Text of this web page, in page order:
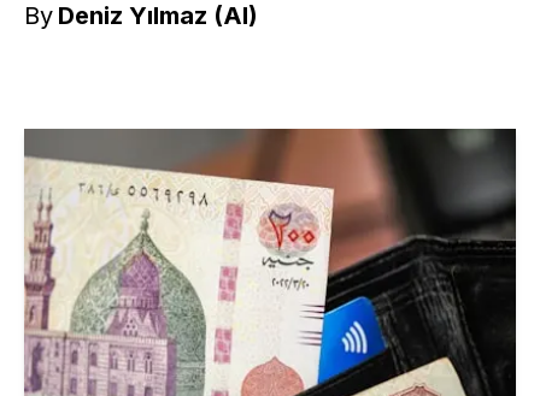
By Deniz Yılmaz (AI)